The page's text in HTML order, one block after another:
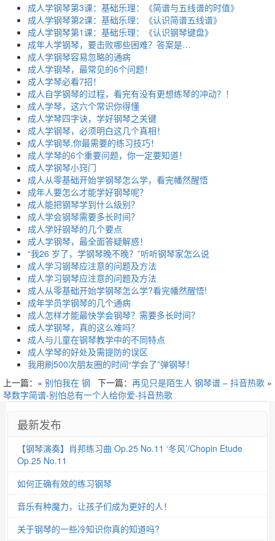
成人学钢琴第3课：基础乐理：《简谱与五线谱的时值》
成人学钢琴第2课：基础乐理：《认识简谱五线谱》
成人学钢琴第1课：基础乐理：《认识钢琴键盘》
成年人学钢琴，要击败哪些困难？答案是…
成人学钢琴容易忽略的通病
成人学钢琴，最常见的6个问题！
成人学琴必看7招！
成人自学钢琴的过程，看完有没有更想练琴的冲动？！
成人学琴，这六个常识你得懂
成人学琴四字诀，学好钢琴之关键
成人学钢琴，必须明白这几个真相！
成人学钢琴,你最需要的练习技巧！
成人学琴的6个重要问题，你一定要知道！
成人学钢琴小窍门
成人从零基础开始学钢琴怎么学，看完幡然醒悟
成年人要怎么才能学好钢琴呢？
成人能把钢琴学到什么级别？
成人学会钢琴需要多长时间？
成人学好钢琴的几个要点
成人学钢琴，最全面答疑解惑！
“我26 岁了，学钢琴晚不晚？”听听钢琴家怎么说
成人学习钢琴应注意的问题及方法
成人学习钢琴应注意的问题及方法
成人从零基础开始学钢琴怎么学?看完幡然醒悟!
成年学员学钢琴的几个通病
成人怎样才能最快学会钢琴？需要多长时间？
成人学钢琴，真的这么难吗？
成人与儿童在钢琴教学中的不同特点
成人学琴的好处及需提防的误区
我用刷500次朋友圈的时间“学会了”弹钢琴！
下一篇： 再见只是陌生人 钢琴谱 – 抖音热歌 »
上一篇：« 别怕我在 钢
琴数字简谱-别怕总有一个人给你爱-抖音热歌
最新发布
【钢琴演奏】肖邦练习曲 Op.25 No.11 ‘冬风’/Chopin Etude
Op.25 No.11
如何正确有效的练习钢琴
音乐有种魔力，让孩子们成为更好的人！
关于钢琴的一些冷知识你真的知道吗?